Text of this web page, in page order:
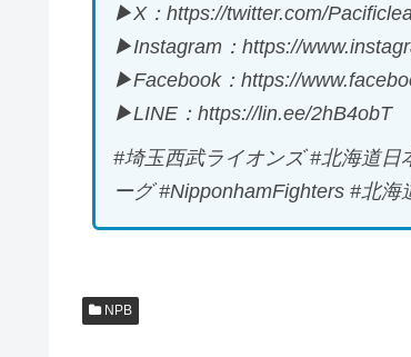
▶X：https://twitter.com/
▶Instagram：https://
▶Facebook：https://
▶LINE：https://lin.ee/2hB4obT
#埼玉西武ライオンズ #北海道
ーグ #NipponhamFighters #北
NPB